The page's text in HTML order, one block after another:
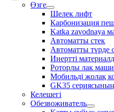
Өзге
Шелек лифт
Карбонизация
Katka zavodnaya
Автоматты стек
Автоматты түрде
Инертті
Роторлы лак
Мобильді жолақ
GK35
Келешегі
Обезвоживатель